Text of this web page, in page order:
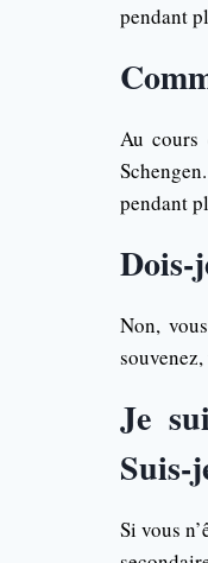
pendant
Au cours
pendant
Dois-
Non,
Je
Suis-
Si vous